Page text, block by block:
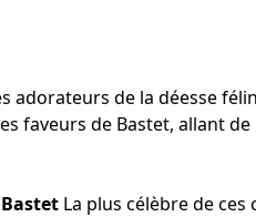
adorateurs de la déesse
faveurs de Bastet, allant
La plus célèbre de ces